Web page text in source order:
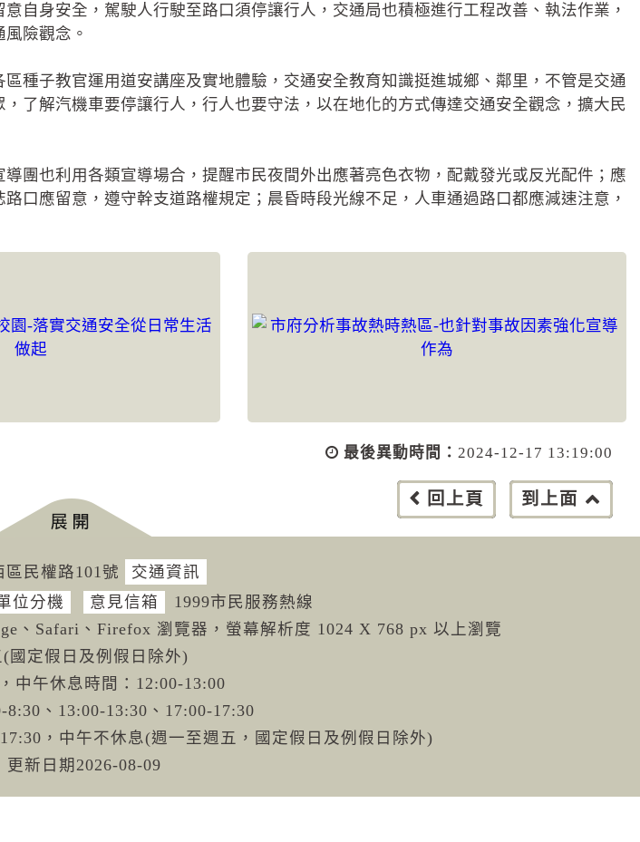
自身安全，駕駛人行駛至路口須停讓行人，交通局也積極進行工程改善、執法作業，
險觀念。
種子教官運用道安講座及實地體驗，交通安全教育知識挺進城鄉、鄰里，不管是交通
了解汽機車要停讓行人，行人也要守法，以在地化的方式傳達交通安全觀念，擴大民
團也利用各類宣導場合，提醒市民夜間外出應著亮色衣物，配戴發光或反光配件；應
口應留意，遵守幹支道路權規定；晨昏時段光線不足，人車通過路口都應減速注意，
最後異動時間： 2024-12-17 13:19:00
回上頁 到上面
民權路101號
交通資訊
位分機 意見信箱
1999市民服務熱線
、Safari、Firefox 瀏覽器，螢幕解析度 1024 X 768 px 以上瀏覽
國定假日及例假日除外)
中午休息時間：12:00-13:00
、13:00-13:30、17:00-17:30
，中午不休息(週一至週五，國定假日及例假日除外)
更新日期 2026-08-09